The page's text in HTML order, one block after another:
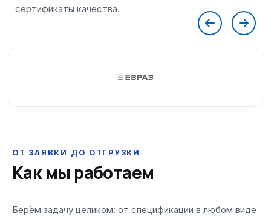
ОТ ЗАЯВКИ ДО ОТГРУЗКИ
Как мы работаем
Берём задачу целиком: от спецификации в любом виде